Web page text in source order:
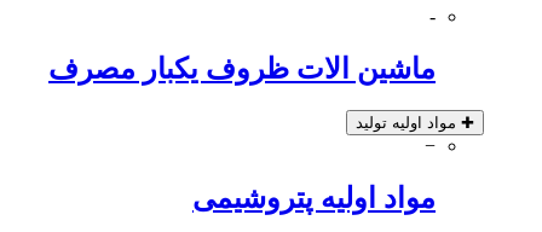
-
ماشین الات ظروف یکبار مصرف
✚ مواد اولیه تولید
−
مواد اولیه پتروشیمی